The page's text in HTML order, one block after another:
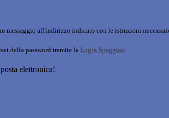
messaggio all'indirizzo indicato con le istruzioni
della password tramite la Login Spaggiari
elettronica!